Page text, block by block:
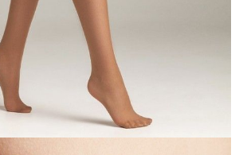
DRESS CODE 40 (конверт),р.2, natural
DRESS CODE 40 (конверт),р.2, natural